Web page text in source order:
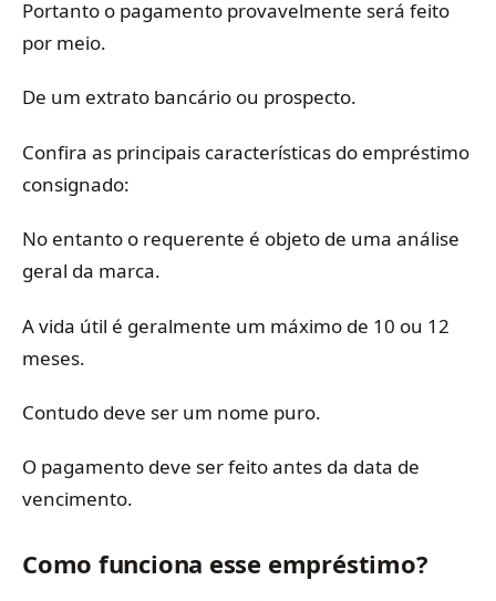
Portanto o pagamento provavelmente será feito
por meio.
De um extrato bancário ou prospecto.
Confira as principais características do empréstimo
consignado:
No entanto o requerente é objeto de uma análise
geral da marca.
A vida útil é geralmente um máximo de 10 ou 12
meses.
Contudo deve ser um nome puro.
O pagamento deve ser feito antes da data de
vencimento.
Como funciona esse empréstimo?